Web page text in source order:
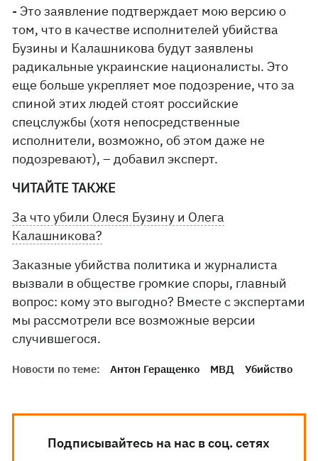
- Это заявление подтверждает мою версию о
том, что в качестве исполнителей убийства
Бузины и Калашникова будут заявлены
радикальные украинские националисты. Это
еще больше укрепляет мое подозрение, что за
спиной этих людей стоят российские
спецслужбы (хотя непосредственные
исполнители, возможно, об этом даже не
подозревают), – добавил эксперт.
ЧИТАЙТЕ ТАКЖЕ
За что убили Олеся Бузину и Олега
Калашникова?
Заказные убийства политика и журналиста
вызвали в обществе громкие споры, главный
вопрос: кому это выгодно? Вместе с экспертами
мы рассмотрели все возможные версии
случившегося.
Новости по теме: Антон Геращенко МВД Убийство
Подписывайтесь на нас в соц. сетях